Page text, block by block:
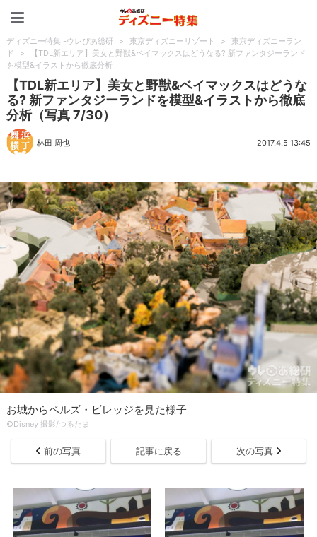
ディズニー特集 -ウレぴあ総研 > 東京ディズニーリゾート >
東京ディズニーラン
ド
>
【TDL新エリア】美女と野獣&ベイマックスはどうなる? 新ファンタジーランド
を模型&イラストから徹底分析
【TDL新エリア】美女と野獣&ベイマックスはどうな
る? 新ファンタジーランドを模型&イラストから徹底
分析（写真 7/30）
林田 周也 2017.4.5 13:45
お城からベルズ・ビレッジを見た様子
©︎Disney 撮影/つるたま
前の写真 記事に戻る 次の写真